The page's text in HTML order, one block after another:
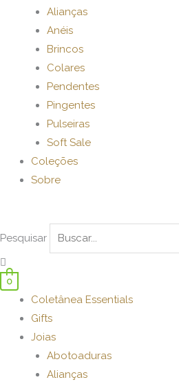
Alianças
Anéis
Brincos
Colares
Pendentes
Pingentes
Pulseiras
Soft Sale
Coleções
Sobre
Pesquisar
0
Coletânea Essentials
Gifts
Joias
Abotoaduras
Alianças